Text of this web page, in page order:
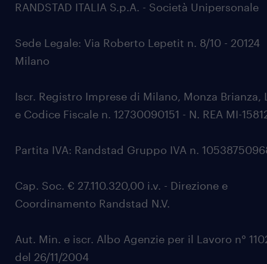
RANDSTAD ITALIA S.p.A. - Società Unipersonale
Sede Legale: Via Roberto Lepetit n. 8/10 - 20124
Milano
Iscr. Registro Imprese di Milano, Monza Brianza,
e Codice Fiscale n. 12730090151 - N. REA MI-
Partita IVA: Randstad Gruppo IVA n.
Cap. Soc. € 27.110.320,00 i.v. - Direzione e
Coordinamento Randstad N.V.
Aut. Min. e iscr. Albo Agenzie per il Lavoro n°
del 26/11/2004